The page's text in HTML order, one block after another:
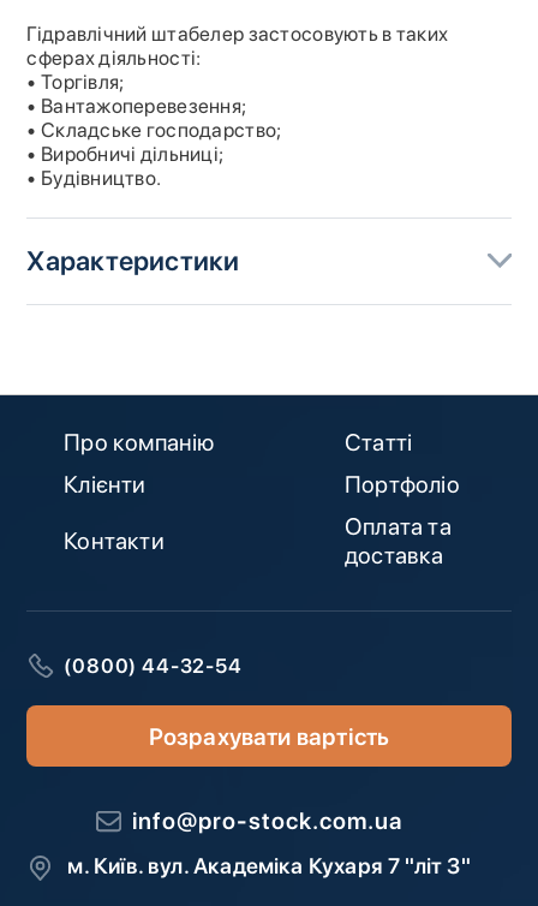
Гідравлічний штабелер застосовують в таких
сферах діяльності:
• Торгівля;
• Вантажоперевезення;
• Складське господарство;
• Виробничі дільниці;
• Будівництво.
Характеристики
Про компанію
Статті
Клієнти
Портфоліо
Контакти
Оплата та
доставка
(0800) 44-32-54
Розрахувати вартість
info@pro-stock.com.ua
м. Київ. вул. Академіка Кухаря 7 "літ З"